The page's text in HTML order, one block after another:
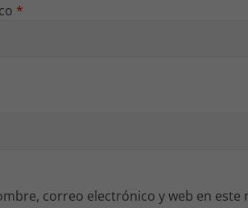
*
correo electrónico y web en